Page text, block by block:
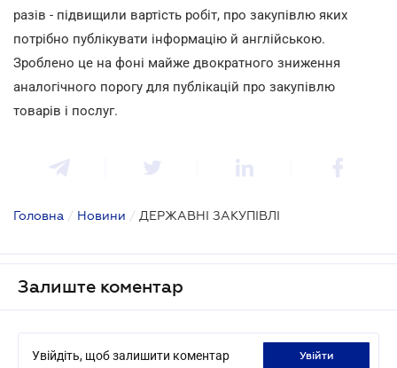
разів - підвищили вартість робіт, про закупівлю яких
потрібно публікувати інформацію й англійською.
Зроблено це на фоні майже двократного зниження
аналогічного порогу для публікацій про закупівлю
товарів і послуг.
Головна / Новини / ДЕРЖАВНІ ЗАКУПІВЛІ
Залиште коментар
Увійдіть, щоб залишити коментар увійти